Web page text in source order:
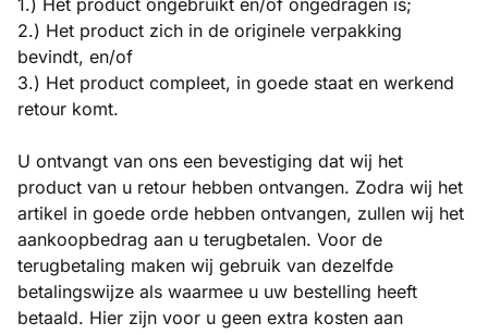
1.) Het product ongebruikt en/of ongedragen is;
2.) Het product zich in de originele verpakking
bevindt, en/of
3.) Het product compleet, in goede staat en werkend
retour komt.
U ontvangt van ons een bevestiging dat wij het
product van u retour hebben ontvangen. Zodra wij het
artikel in goede orde hebben ontvangen, zullen wij het
aankoopbedrag aan u terugbetalen. Voor de
terugbetaling maken wij gebruik van dezelfde
betalingswijze als waarmee u uw bestelling heeft
betaald. Hier zijn voor u geen extra kosten aan